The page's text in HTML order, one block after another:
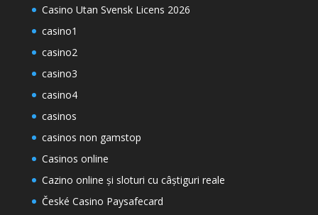
Casino Utan Svensk Licens 2026
casino1
casino2
casino3
casino4
casinos
casinos non gamstop
Casinos online
Cazino online și sloturi cu câștiguri reale
České Casino Paysafecard